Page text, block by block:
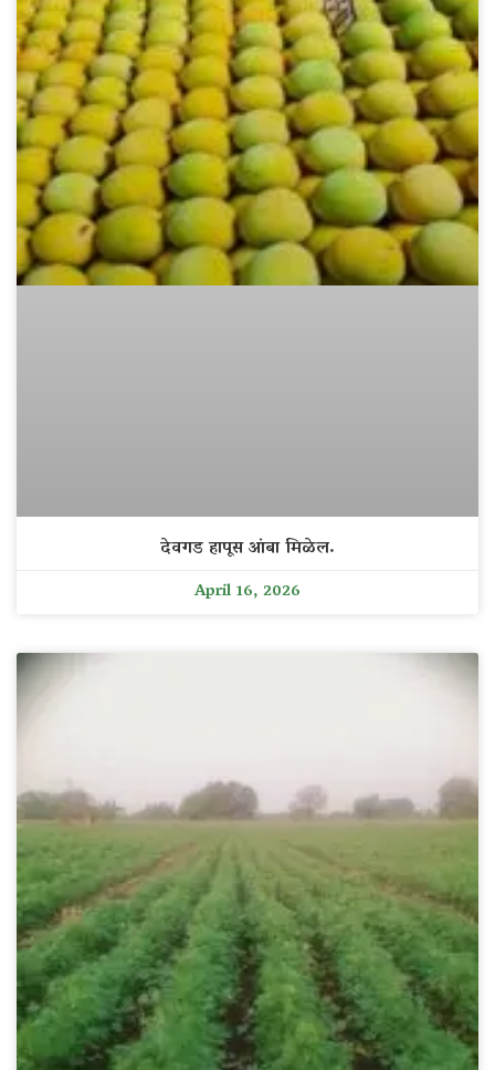
देवगड हापूस आंबा मिळेल.
April 16, 2026